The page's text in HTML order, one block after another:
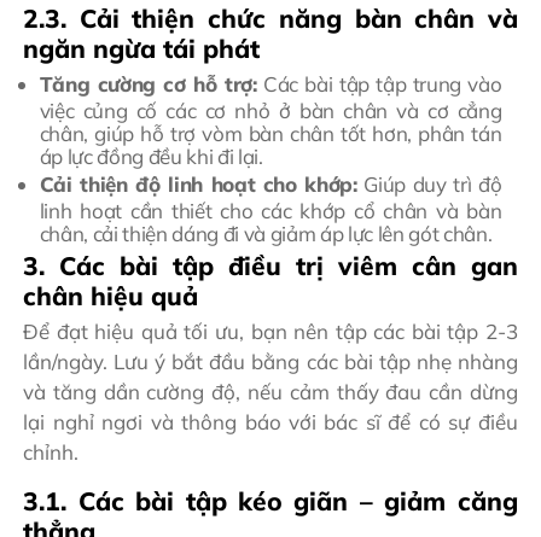
2.3. Cải thiện chức năng bàn chân và
ngăn ngừa tái phát
Tăng cường cơ hỗ trợ:Các bài tập tập trung vào
việc củng cố các cơ nhỏ ở bàn chân và cơ cẳng
chân, giúp hỗ trợ vòm bàn chân tốt hơn, phân tán
áp lực đồng đều khi đi lại.
Cải thiện độ linh hoạt cho khớp:Giúp duy trì độ
linh hoạt cần thiết cho các khớp cổ chân và bàn
chân, cải thiện dáng đi và giảm áp lực lên gót chân.
3. Các bài tập điều trị viêm cân gan
chân hiệu quả
Để đạt hiệu quả tối ưu, bạn nên tập các bài tập 2-3
lần/ngày. Lưu ý bắt đầu bằng các bài tập nhẹ nhàng
và tăng dần cường độ, nếu cảm thấy đau cần dừng
lại nghỉ ngơi và thông báo với bác sĩ để có sự điều
chỉnh.
3.1. Các bài tập kéo giãn – giảm căng